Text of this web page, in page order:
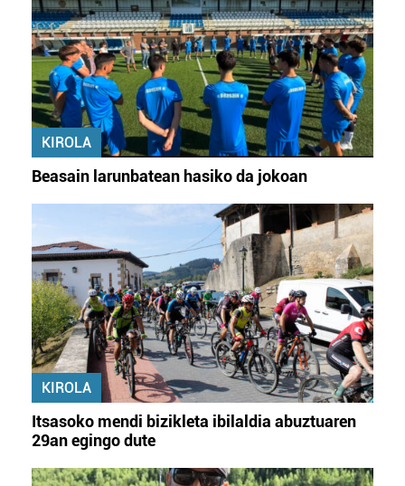
KIROLA
Beasain larunbatean hasiko da jokoan
KIROLA
Itsasoko mendi bizikleta ibilaldia abuztuaren
29an egingo dute